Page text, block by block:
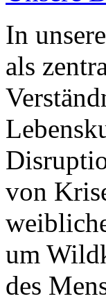
In
als
von
um
des